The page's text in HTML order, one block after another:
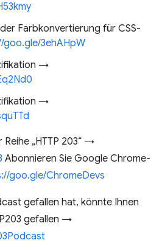
Farbkonvertierung für CSS-
goo.gle/3ehAHpW
→
→
„HTTP 203“ →
Abonnieren Sie Google Chrome-
goo.gle/ChromeDevs
gefallen hat, könnte Ihnen
gefallen →